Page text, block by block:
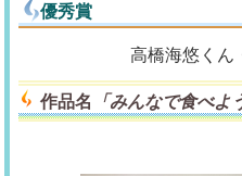
優秀賞
高橋海悠くん
作品名 「みんなで食べよ